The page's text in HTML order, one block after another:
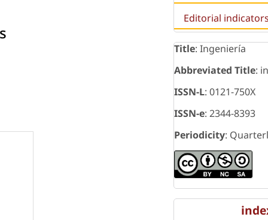
Editorial
Title: Ingeniería
Abbreviated Title:
ISSN-L: 0121-750X
ISSN-e: 2344-8393
Periodicity: